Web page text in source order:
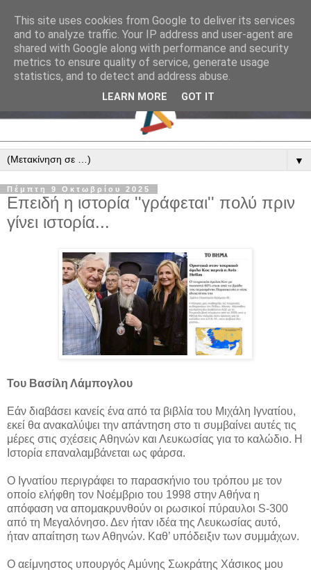
▼
Πέμπτη 9 Οκτωβρίου 2025
Επειδή η ιστορία ''γράφεται'' πολύ πριν
γίνει ιστορία...
Του Βασίλη Λάμπογλου
Εάν διαβάσει κανείς ένα από τα βιβλία του Μιχάλη Ιγνατίου,
εκεί θα ανακαλύψει την απάντηση στο τι συμβαίνει αυτές τις
μέρες στις σχέσεις Αθηνών και Λευκωσίας για το καλώδιο. Η
Ιστορία επαναλαμβάνεται ως φάρσα.
Ο Ιγνατίου περιγράφει το παρασκήνιο του τρόπου με τον
οποίο ελήφθη τον Νοέμβριο του 1998 στην Αθήνα η
απόφαση να απομακρυνθούν οι ρωσικοί πύραυλοι S-300
από τη Μεγαλόνησο. Δεν ήταν ιδέα της Λευκωσίας αυτό,
ήταν απαίτηση των Αθηνών. Καθ’ υπόδειξιν των συμμάχων.
Ο αείμνηστος υπουργός Αμύνης Σωκράτης Χάσικος μου
This site uses cookies from Google to deliver its services
and to analyze traffic. Your IP address and user-agent are
shared with Google along with performance and security
metrics to ensure quality of service, generate usage
statistics, and to detect and address abuse.
LEARN MORE GOT IT